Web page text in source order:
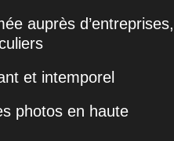
auprès d’entreprises,
et intemporel
photos en haute